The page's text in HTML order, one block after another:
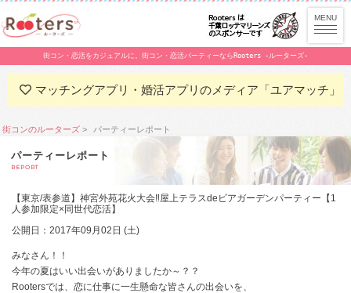
街コン・恋活をカジュアルに。街コン・恋活パーティーならRooters -ルーターズ-
マッチングアプリ・婚活アプリのメディア「ユアマッチ」
街コンのルーターズ パーティーレポート
パーティーレポート
REPORT
【東京/表参道】神宮外苑花火大会‼屋上テラスdeビアガーデンパーティー【1
人参加限定×同世代恋活】
公開日：2017年09月02日 (土)
みなさん！！
今年の夏はいい出会いがありましたか～？？
Rootersでは、恋に仕事に一生懸命な皆さんの出会いを、